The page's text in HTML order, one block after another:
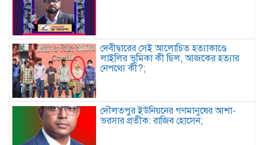
দেবীদ্বারের সেই আলোচিত হত্যাকাণ্ডে
লাইলির ভূমিকা কী ছিল, আজকের হত্যার
নেপথ্যে কী?;
দৌলতপুর ইউনিয়নের গণমানুষের আশা-
ভরসার প্রতীক: রাজিব হোসেন;